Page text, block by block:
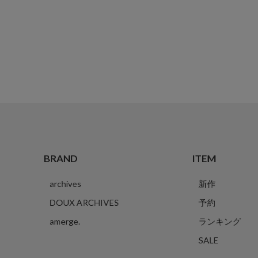
BRAND
archives
DOUX ARCHIVES
amerge.
ITEM
新作
予約
ランキング
SALE